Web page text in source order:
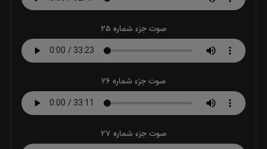
صوت جزء شماره 25
صوت جزء شماره 26
صوت جزء شماره 27